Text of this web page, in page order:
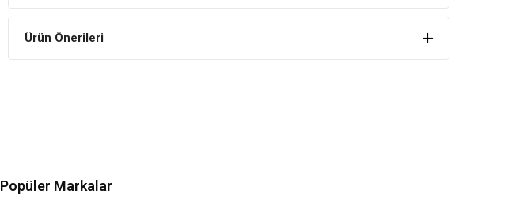
yaratmaz.
Ürün Önerileri
Popüler Markalar